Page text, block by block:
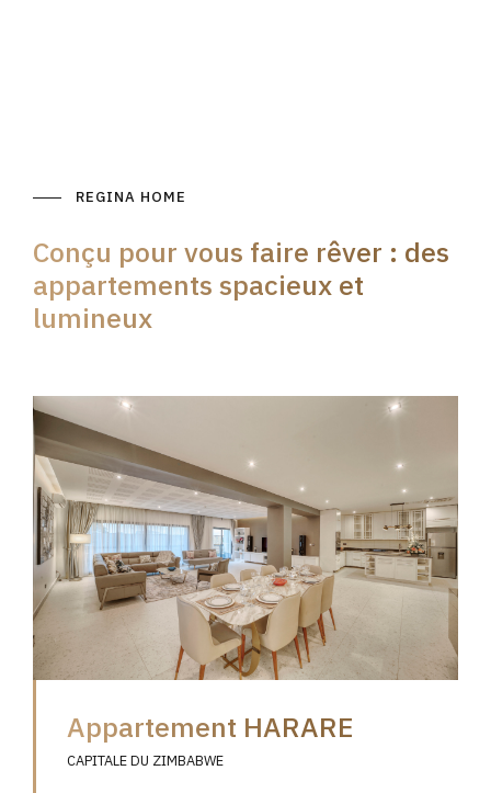
REGINA HOME
Conçu pour vous faire rêver : des
appartements spacieux et
lumineux
Appartement HARARE
CAPITALE DU ZIMBABWE